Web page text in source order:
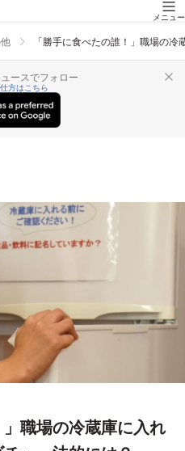
メニュー
「勝手に食べたの誰！」職場の
ースでフォロー
方はこちら
」職場の冷蔵庫に入れ